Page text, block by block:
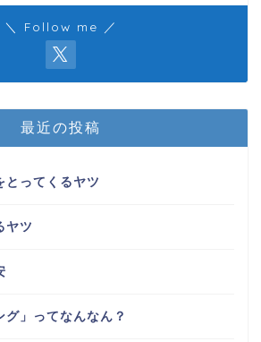
＼ Follow me ／
最近の投稿
とってくるヤツ
ヤツ
グ」ってなんなん？